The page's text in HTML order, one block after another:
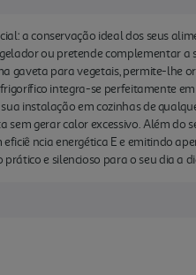
a conservação ideal dos seus
ou pretende complementar a
gaveta para vegetais, permite-lhe
integra-se perfeitamente em
instalação em cozinhas de
gerar calor excessivo. Além do
ncia energética E e emitindo
e silencioso para o seu dia a